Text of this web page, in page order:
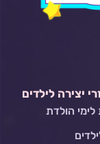
יצירה לילדים
לימי הולדת